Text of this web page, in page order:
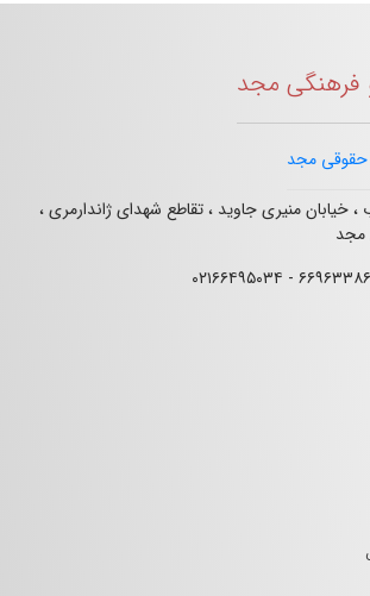
فرهنگی مجد
حقوقی مجد
، خیابان منیری جاوید ، تقاطع شهدای ژاندارمری ،